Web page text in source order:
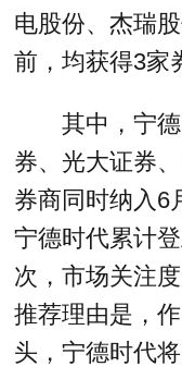
电股份、杰瑞
前，均获得3家
其中，宁
券、光大证券
券商同时纳入6
宁德时代累计
次，市场关注
推荐理由是，
头，宁德时代